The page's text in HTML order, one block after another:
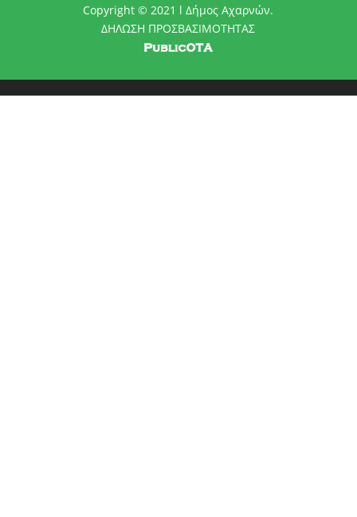
Copyright © 2021 l Δήμος Αχαρνών.
ΔΗΛΩΣΗ ΠΡΟΣΒΑΣΙΜΟΤΗΤΑΣ